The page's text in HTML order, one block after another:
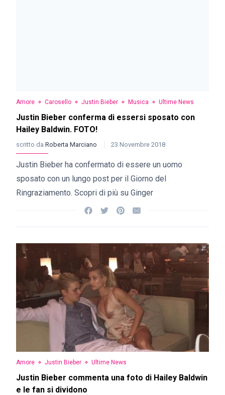
Amore Carosello Justin Bieber Musica Ultime News
Justin Bieber conferma di essersi sposato con
Hailey Baldwin. FOTO!
scritto da Roberta Marciano 23 Novembre 2018
Justin Bieber ha confermato di essere un uomo
sposato con un lungo post per il Giorno del
Ringraziamento. Scopri di più su Ginger
Amore Justin Bieber Ultime News
Justin Bieber commenta una foto di Hailey Baldwin
e le fan si dividono